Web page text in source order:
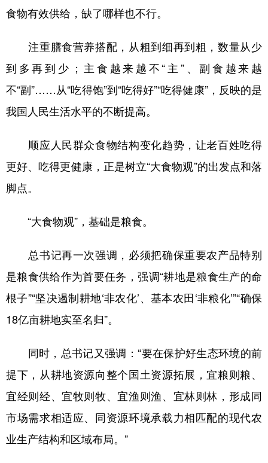
食物有效供给，缺了哪样也不行。
注重膳食营养搭配，从粗到细再到粗，数量从少
到多再到少；主食越来越不“主”、副食越来越
不“副”……从“吃得饱”到“吃得好”“吃得健康”，反映的是
我国人民生活水平的不断提高。
顺应人民群众食物结构变化趋势，让老百姓吃得
更好、吃得更健康，正是树立“大食物观”的出发点和落
脚点。
“大食物观”，基础是粮食。
总书记再一次强调，必须把确保重要农产品特别
是粮食供给作为首要任务，强调“耕地是粮食生产的命
根子”“坚决遏制耕地‘非农化’、基本农田‘非粮化’”“确保
18亿亩耕地实至名归”。
同时，总书记又强调：“要在保护好生态环境的前
提下，从耕地资源向整个国土资源拓展，宜粮则粮、
宜经则经、宜牧则牧、宜渔则渔、宜林则林，形成同
市场需求相适应、同资源环境承载力相匹配的现代农
业生产结构和区域布局。”